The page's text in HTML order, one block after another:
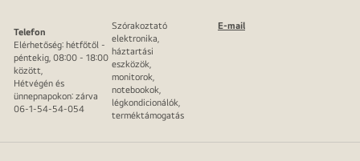
Telefon
Elérhetőség: hétfőtől -
péntekig, 08:00 - 18:00
között,
Hétvégén és
ünnepnapokon: zárva
06-1-54-54-054
Szórakoztató
elektronika,
háztartási
eszközök,
monitorok,
notebookok,
légkondicionálók,
terméktámogatás
E-mail